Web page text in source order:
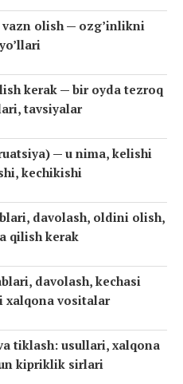
vazn olish — ozg’inlikni
kerak — bir oyda tezroq
tavsiyalar
— u nima, kelishi
kechikishi
davolash, oldini olish,
qilish kerak
davolash, kechasi
xalqona vositalar
tiklash: usullari, xalqona
kipriklik sirlari